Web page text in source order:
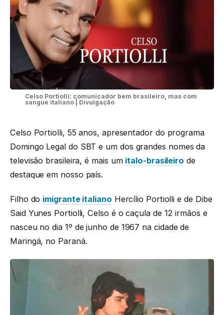
Celso Portiolli: comunicador bem brasileiro, mas com
sangue italiano | Divulgação
Celso Portiolli, 55 anos, apresentador do programa
Domingo Legal do SBT e um dos grandes nomes da
televisão brasileira, é mais um ítalo-brasileiro de
destaque em nosso país.
Filho do imigrante italiano Hercílio Portiolli e de Dibe
Said Yunes Portiolli, Celso é o caçula de 12 irmãos e
nasceu no dia 1º de junho de 1967 na cidade de
Maringá, no Paraná.